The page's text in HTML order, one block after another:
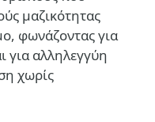
μαζικότητας
φωνάζοντας για
για αλληλεγγύη
χωρίς